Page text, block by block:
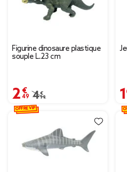
Figurine dinosaure plastique
souple L.23 cm
2,49 €
Prix remisé de 4,99 € à
4,99 €
OFFRE VIP